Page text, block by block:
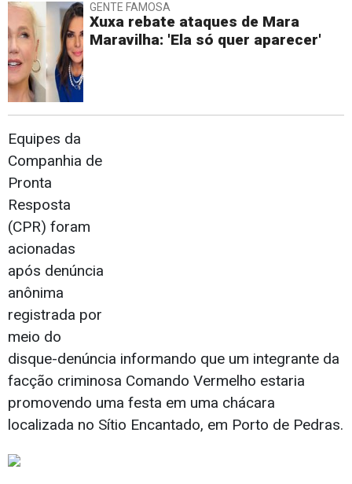
GENTE FAMOSA
Xuxa rebate ataques de Mara
Maravilha: 'Ela só quer aparecer'
Equipes da
Companhia de
Pronta
Resposta
(CPR) foram
acionadas
após denúncia
anônima
registrada por
meio do
disque-denúncia informando que um integrante da
facção criminosa Comando Vermelho estaria
promovendo uma festa em uma chácara
localizada no Sítio Encantado, em Porto de Pedras.